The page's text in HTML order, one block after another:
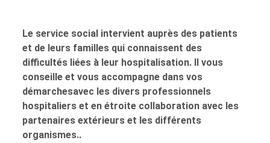
Le service social intervient auprès des patients
et de leurs familles qui connaissent des
difficultés liées à leur hospitalisation. Il vous
conseille et vous accompagne dans vos
démarchesavec les divers professionnels
hospitaliers et en étroite collaboration avec les
partenaires extérieurs et les différents
organismes..